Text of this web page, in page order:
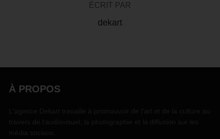
ÉCRIT PAR
dekart
À PROPOS